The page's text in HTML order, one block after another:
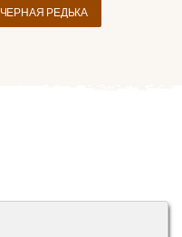
ЧЕРНАЯ РЕДЬКА